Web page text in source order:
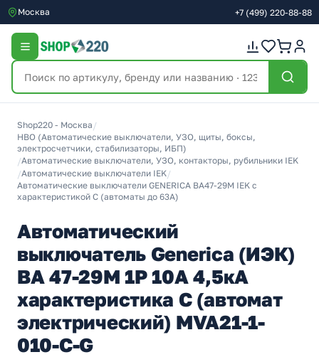
Москва +7 (499) 220-88-88
Shop220 - Москва /
НВО (Автоматические выключатели, УЗО, щиты, боксы,
электросчетчики, стабилизаторы, ИБП)
/Автоматические выключатели, УЗО, контакторы, рубильники IEK
/Автоматические выключатели IEK/
Автоматические выключатели GENERICA ВА47-29М IEK с
характеристикой C (автоматы до 63A)
Автоматический
выключатель Generica (ИЭК)
ВА 47-29М 1Р 10А 4,5кА
характеристика С (автомат
электрический) MVA21-1-
010-C-G